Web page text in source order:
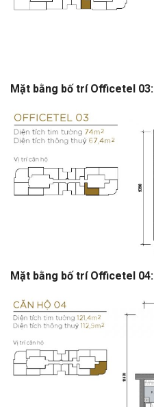
Mặt bằng bố trí Officetel 03:
Mặt bằng bố trí Officetel 04: